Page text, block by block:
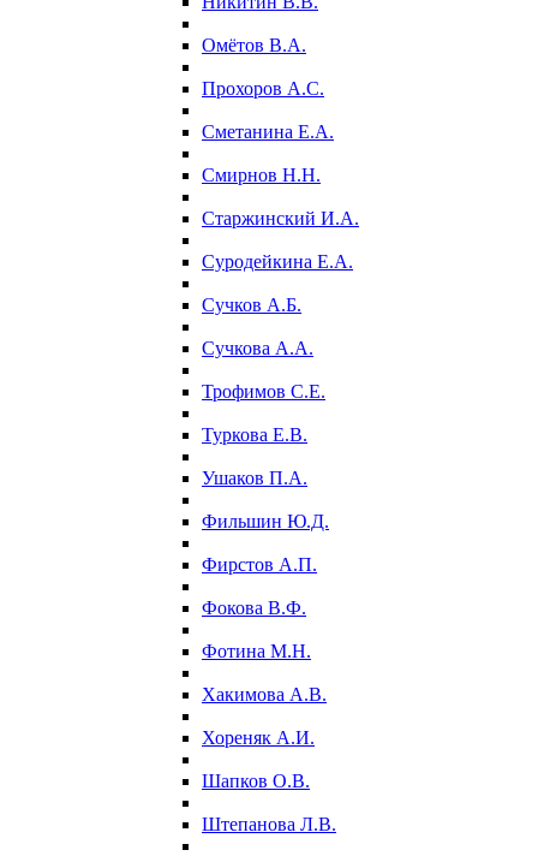
Омётов В.А.
Прохоров А.С.
Сметанина Е.А.
Смирнов Н.Н.
Старжинский И.А.
Суродейкина Е.А.
Сучков А.Б.
Сучкова А.А.
Трофимов С.Е.
Туркова Е.В.
Ушаков П.А.
Фильшин Ю.Д.
Фирстов А.П.
Фокова В.Ф.
Фотина М.Н.
Хакимова А.В.
Хореняк А.И.
Шапков О.В.
Штепанова Л.В.